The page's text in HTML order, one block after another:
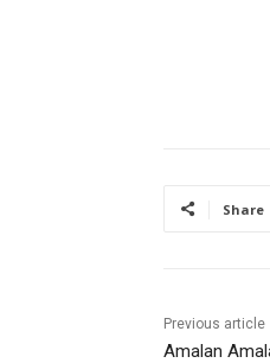
Share
Previous article
Amalan